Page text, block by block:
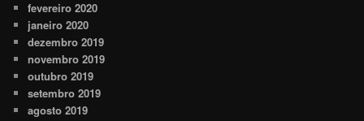
fevereiro 2020
janeiro 2020
dezembro 2019
novembro 2019
outubro 2019
setembro 2019
agosto 2019